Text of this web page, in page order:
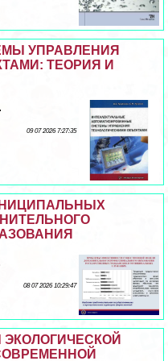
УПРАВЛЕНИЯ
ТЕОРИЯ И
09 07 2026 7:27:35
08 07 2026 10:29:47